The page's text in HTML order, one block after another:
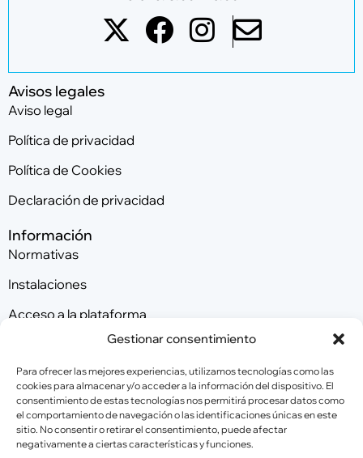
Gestionar consentimiento
Para ofrecer las mejores experiencias, utilizamos tecnologías como las
cookies para almacenar y/o acceder a la información del dispositivo. El
consentimiento de estas tecnologías nos permitirá procesar datos como
el comportamiento de navegación o las identificaciones únicas en este
sitio. No consentir o retirar el consentimiento, puede afectar
negativamente a ciertas características y funciones.
Avisos legales
Aviso legal
Política de privacidad
Política de Cookies
Declaración de privacidad
Información
Normativas
Instalaciones
Acceso a la plataforma
Patrocinadores